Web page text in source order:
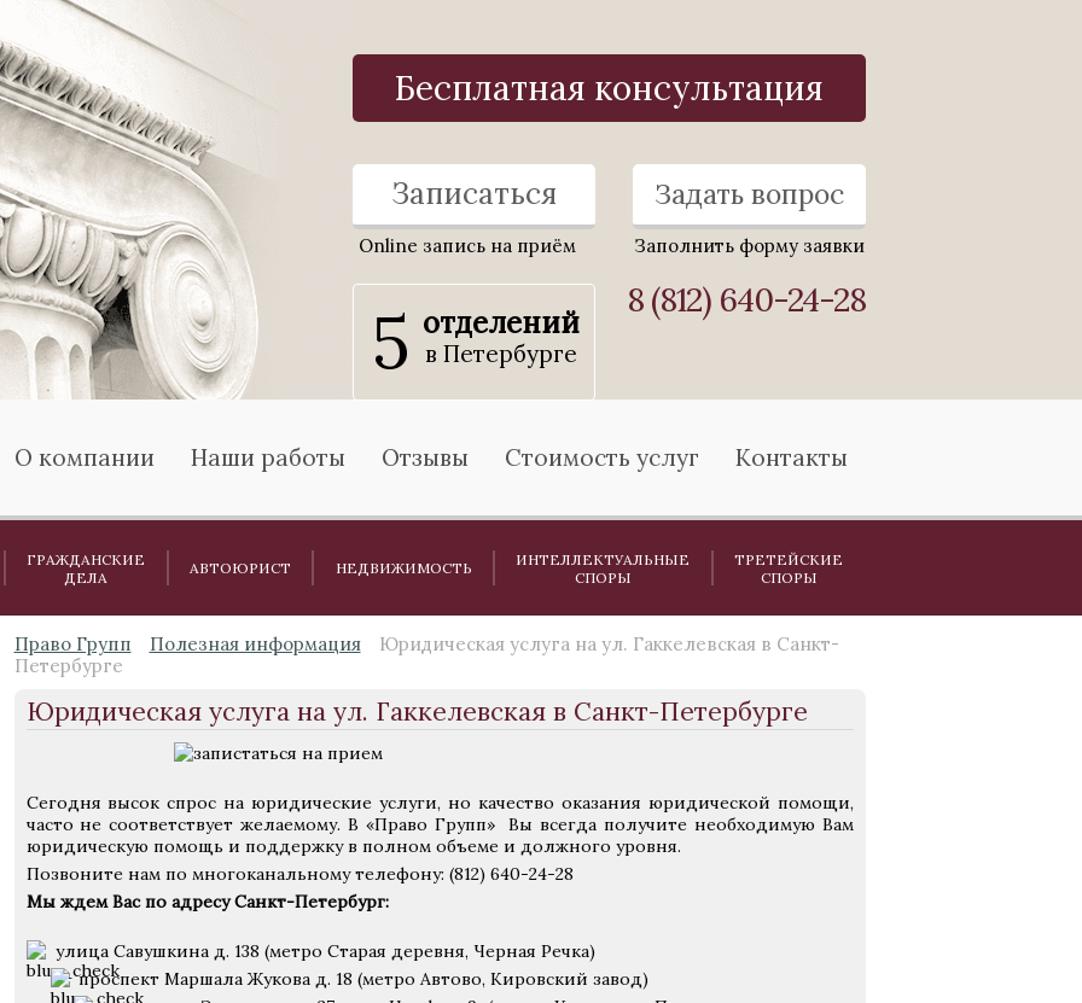
Бесплатная консультация
Записаться
Online запись на приём
Задать вопрос
Заполнить форму заявки
5 отделений
в Петербурге
8 (812) 640-24-28
О компании Наши работы Отзывы Стоимость услуг Контакты
ГРАЖДАНСКИЕ
ДЕЛА
АВТОЮРИСТ НЕДВИЖИМОСТЬ
ИНТЕЛЛЕКТУАЛЬНЫЕ
СПОРЫ
ТРЕТЕЙСКИЕ
СПОРЫ
Право Групп Полезная информация
Юридическая услуга на ул. Гаккелевская в Санкт-
Петербурге
Юридическая услуга на ул. Гаккелевская в Санкт-Петербурге
Сегодня высок спрос на юридические услуги, но качество оказания юридической помощи,
часто не соответствует желаемому. В «Право Групп» Вы всегда получите необходимую Вам
юридическую помощь и поддержку в полном объеме и должного уровня.
Позвоните нам по многоканальному телефону: (812) 640-24-28
Мы ждем Вас по адресу Санкт-Петербург:
улица Савушкина д. 138 (метро Старая деревня, Черная Речка)
проспект Маршала Жукова д. 18 (метро Автово, Кировский завод)